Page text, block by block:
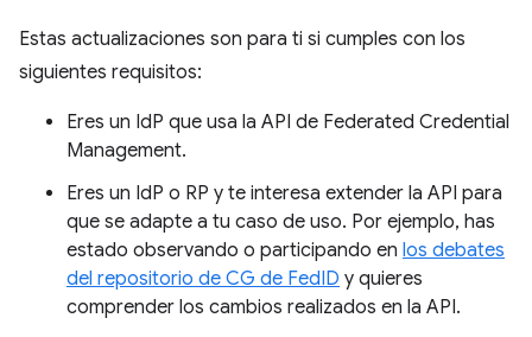
Estas actualizaciones son para ti si cumples con los
siguientes requisitos:
Eres un IdP que usa la API de Federated Credential
Management.
Eres un IdP o RP y te interesa extender la API para
que se adapte a tu caso de uso. Por ejemplo, has
estado observando o participando en los debates
del repositorio de CG de FedID y quieres
comprender los cambios realizados en la API.